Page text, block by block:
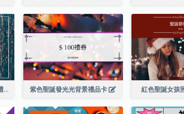
藍色五彩紙屑背景新年銷售禮品卡 紫色聖誕發光光背景禮品卡 紅色聖誕女孩